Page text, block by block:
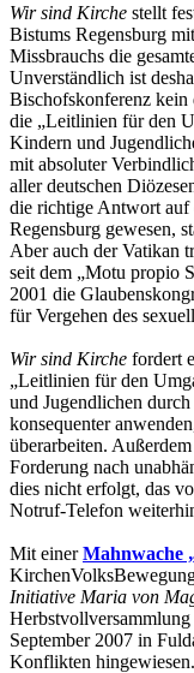
Wir sind Kirche stellt
Bistums Regensburg
Missbrauchs die
Unverständlich ist
Bischofskonferenz kein
die „Leitlinien für den
Kindern und
mit absoluter
aller deutschen
die richtige Antwort auf
Regensburg gewesen,
Aber auch der Vatikan
seit dem „Motu propio
2001 die
für Vergehen des
Wir sind Kirche fordert
„Leitlinien für den
und Jugendlichen
konsequenter
überarbeiten.
Forderung nach
dies nicht erfolgt, das
Notruf-Telefon
Mit einerMahnwache
Initiative Maria von
September 2007 in
Konflikten hingewiesen.